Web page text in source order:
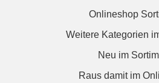
Onlineshop
Weitere Kategorien
Neu im
Raus damit im